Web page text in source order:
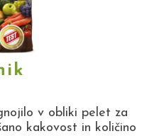
v obliki pelet za
kakovost in količino